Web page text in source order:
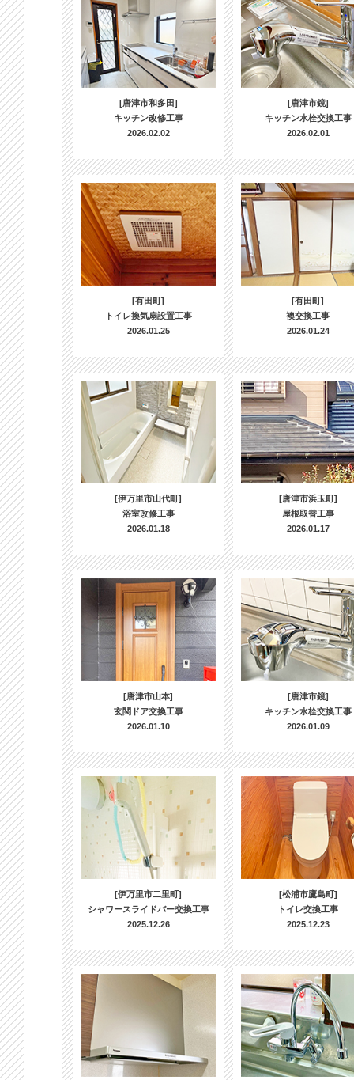
[唐津市和多田]
キッチン改修工事
2026.02.02
[唐津市鏡]
キッチン水栓交換工事
2026.02.01
[有田町]
トイレ換気扇設置工事
2026.01.25
[有田町]
襖交換工事
2026.01.24
[伊万里市山代町]
浴室改修工事
2026.01.18
[唐津市浜玉町]
屋根取替工事
2026.01.17
[唐津市山本]
玄関ドア交換工事
2026.01.10
[唐津市鏡]
キッチン水栓交換工事
2026.01.09
[伊万里市二里町]
シャワースライドバー交換工事
2025.12.26
[松浦市鷹島町]
トイレ交換工事
2025.12.23